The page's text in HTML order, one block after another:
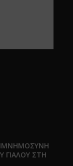
ΓΙΑΛΟΥ ΣΤΗ